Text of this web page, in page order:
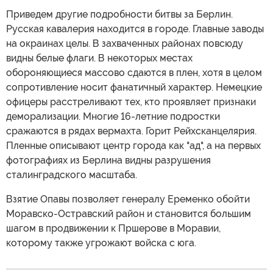
Приведем другие подробности битвы за Берлин.
Русская кавалерия находится в городе. Главные заводы
на окраинах целы. В захваченных районах повсюду
видны белые флаги. В некоторых местах
обороняющиеся массово сдаются в плен, хотя в целом
сопротивление носит фанатичный характер. Немецкие
офицеры расстреливают тех, кто проявляет признаки
деморализации. Многие 16-летние подростки
сражаются в рядах вермахта. Горит Рейхсканцелярия.
Пленные описывают центр города как "ад", а на первых
фотографиях из Берлина видны разрушения
сталинградского масштаба.
Взятие Опавы позволяет генералу Еременко обойти
Моравско-Остравский район и становится большим
шагом в продвижении к Пршеровe в Моравии,
которому также угрожают войска с юга.